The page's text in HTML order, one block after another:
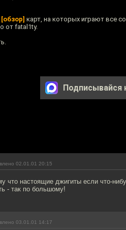
[обзор] карт, на которых играют все
от fatal1ty.
Подписывайся
02.01.01 20:15
что настоящие джигиты если что-
- так по большому!
03.01.01 14:17